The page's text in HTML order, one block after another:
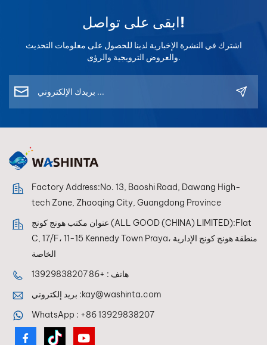
الاحترافية. صُمم كل حبر
لضمان سهولة المزج
ونتائج ثابتة، حيث صُمم
لضمان توافق مثالي مع
بتحقيق إعادة إنتاج مثالية
للألوان في كل مرة.
ابقى على تواصل!
اشترك في النشرة الإخبارية لدينا للحصول على معلومات التحديث
والعروض الترويجية والرؤى.
Factory Address:No. 13, Baoshi Road, Dawang High-
tech Zone, Zhaoqing City, Guangdong Province
عنوان مكتب هونج كونج (ALL GOOD (CHINA) LIMITED):Flat
C, 17/F، 11-15 Kennedy Town Praya، منطقة هونج كونج الإدارية
الخاصة
هاتف : +86 13929838207
بريد إلكتروني :kay@washinta.com
WhatsApp : +86 13929838207